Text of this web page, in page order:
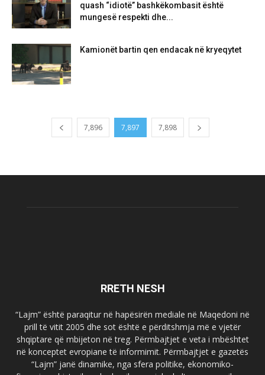
quash “idiotë” bashkëkombasit është
mungesë respekti dhe...
Kamionët bartin qen endacak në kryeqytet
7,896 7,897 7,898
RRETH NESH
“Lajm” është paraqitur në hapësirën mediale në Maqedoni në
prill të vitit 2005 dhe sot është e përditshmja më e vjetër
shqiptare që mbijeton në treg. Përmbajtjet e veta i mbështet
në konceptet evropiane të informimit. Përmbajtjet e gazetës
“Lajm” janë dinamike, nga sfera politike, ekonomiko-